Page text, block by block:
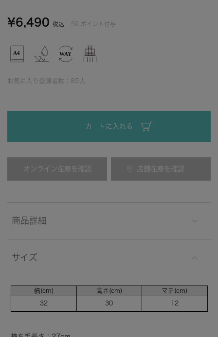
¥6,490 税込 59 ポイント付与
お気に入り登録者数： 85 人
カートに入れる
オンライン在庫を確認 店舗在庫を確認
商品詳細
サイズ
幅(cm)
32
高さ(cm)
30
マチ(cm)
12